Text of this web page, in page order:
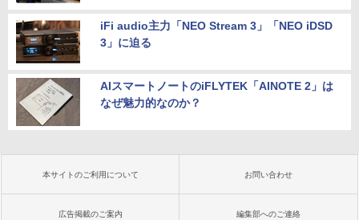
iFi audio主力「NEO Stream 3」「NEO iDSD
3」に迫る
AIスマートノートのiFLYTEK「AINOTE 2」は
なぜ魅力的なのか？
本サイトのご利用について お問い合わせ
広告掲載のご案内 編集部へのご連絡